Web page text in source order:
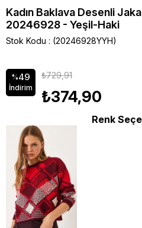
Kadın Baklava Desenli
20246928 - Yeşil-Haki
Stok Kodu (20246928YYH)
%49
İndirim
₺729,91
₺374,90
Renk